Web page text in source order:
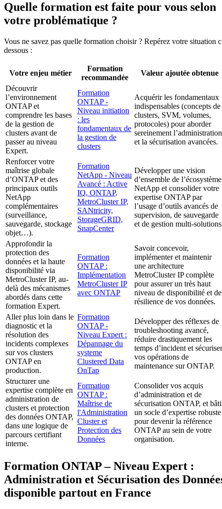
Quelle formation est faite pour vous selon
votre problématique ?
Vous ne savez pas quelle formation choisir ? Repérez votre situation
dessous :
Votre enjeu métier
Formation
recommandée
Valeur ajoutée obtenue
Découvrir
l’environnement
ONTAP et
comprendre les bases
de la gestion de
clusters avant de
passer au niveau
Expert.
Formation
ONTAP -
Niveau initiation
: les
fondamentaux de
la gestion de
clusters
Acquérir les fondamentaux
indispensables (concepts de
clusters, SVM, volumes,
protocoles) pour aborder
sereinement l’administration
et la sécurisation avancées.
Renforcer votre
maîtrise globale
d’ONTAP et des
principaux outils
NetApp
complémentaires
(surveillance,
sauvegarde, stockage
objet…).
Formation
NetApp - Niveau
Avancé : Active
IQ, ONTAP,
MetroCluster IP,
SANtricity,
StorageGRID,
SnapCenter
Développer une vision
d’ensemble de l’écosystème
NetApp et consolider votre
expertise ONTAP par
l’usage d’outils avancés de
supervision, de sauvegarde
et de gestion multi-
Approfondir la
protection des
données et la haute
disponibilité via
MetroCluster IP, au-
delà des mécanismes
abordés dans cette
formation Expert.
Formation
ONTAP :
Implémentation
MetroCluster IP
avec ONTAP
Savoir concevoir,
implémenter et maintenir
une architecture
MetroCluster IP complète
pour assurer un très haut
niveau de disponibilité et de
résilience de vos données.
Aller plus loin dans le
diagnostic et la
résolution des
incidents complexes
sur vos clusters
ONTAP en
production.
Formation
ONTAP -
Niveau Expert :
Dépannage du
systeme
Clustered Data
OnTap
Développer des réflexes de
troubleshooting avancé,
réduire drastiquement les
temps d’incident et sécuriser
vos opérations de
maintenance sur ONTAP.
Structurer une
expertise complète en
administration de
clusters et protection
des données ONTAP,
dans une logique de
parcours certifiant
interne.
Formation
ONTAP :
Maîtrise de
l'Administration
Cluster et
Protection des
Données
Consolider vos acquis
d’administration et de
sécurisation ONTAP, et
un socle d’expertise robuste
pour devenir la référence
ONTAP au sein de votre
organisation.
Formation ONTAP – Niveau Expert :
Administration et Sécurisation des
disponible partout en France